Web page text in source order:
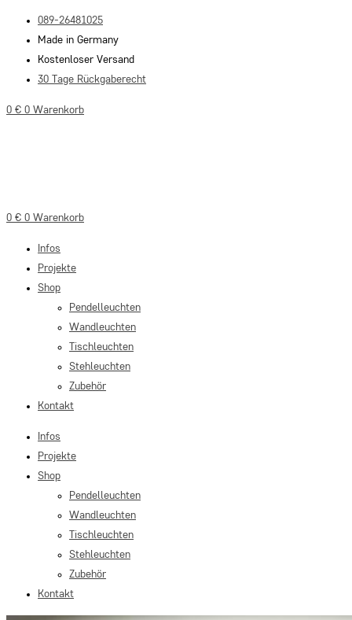
Inhalt
springen
089-26481025
Made in Germany
Kostenloser Versand
30 Tage Rückgaberecht
0 € 0 Warenkorb
0 € 0 Warenkorb
Infos
Projekte
Shop
Pendelleuchten
Wandleuchten
Tischleuchten
Stehleuchten
Zubehör
Kontakt
Infos
Projekte
Shop
Pendelleuchten
Wandleuchten
Tischleuchten
Stehleuchten
Zubehör
Kontakt